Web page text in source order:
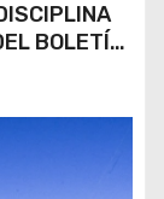
BOLETÍN